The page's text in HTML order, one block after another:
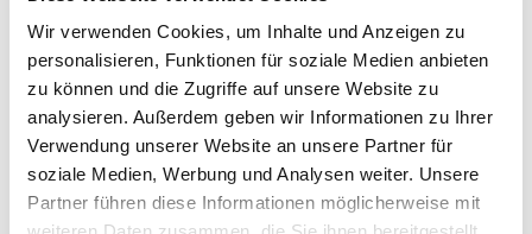
Wir verwenden Cookies, um Inhalte und Anzeigen zu
personalisieren, Funktionen für soziale Medien anbieten
zu können und die Zugriffe auf unsere Website zu
analysieren. Außerdem geben wir Informationen zu Ihrer
Verwendung unserer Website an unsere Partner für
soziale Medien, Werbung und Analysen weiter. Unsere
Partner führen diese Informationen möglicherweise mit
Betriebliches Gesundheitsmanagement (BGM)
Ergonomische Geräte und Arbeitsmittel
Wertschätzende Führung durch Objektleiter
Rückkehrgespräche nach Krankheit (BEM)
Realistische Arbeitsbelastung